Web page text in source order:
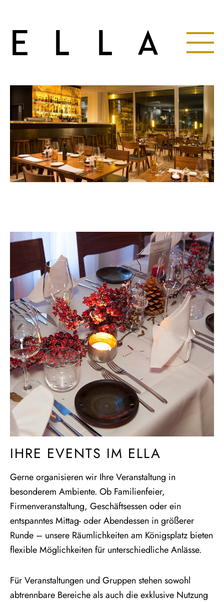
IHRE EVENTS IM ELLA
Gerne organisieren wir Ihre Veranstaltung in
besonderem Ambiente. Ob Familienfeier,
Firmenveranstaltung, Geschäftsessen oder ein
entspanntes Mittag- oder Abendessen in größerer
Runde – unsere Räumlichkeiten am Königsplatz bieten
flexible Möglichkeiten für unterschiedliche Anlässe.
Für Veranstaltungen und Gruppen stehen sowohl
abtrennbare Bereiche als auch die exklusive Nutzung